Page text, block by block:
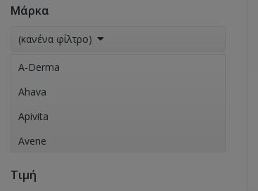
Οροί (serum)
Μάρκα
(κανένα φίλτρο) 
A-Derma
Ahava
Apivita
Avene
Τιμή